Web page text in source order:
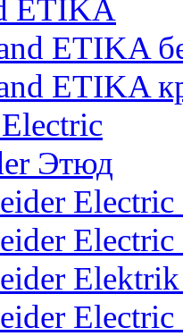
ETIKA
ETIKA
ETIKA
Этюд